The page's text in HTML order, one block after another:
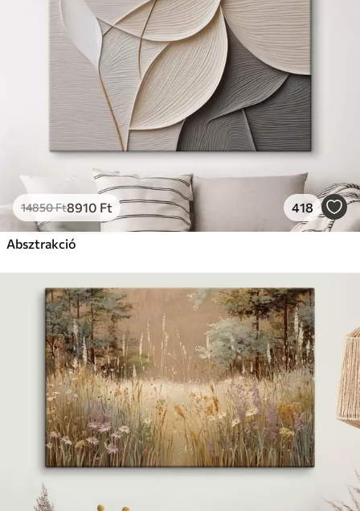
14850Ft8910 Ft 418
Absztrakció